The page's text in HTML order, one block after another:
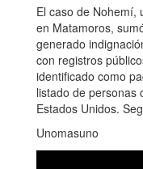
El caso de Nohemí,
en Matamoros,
generado
con registros
identificado como
listado de personas
Estados Unidos.
Unomasuno